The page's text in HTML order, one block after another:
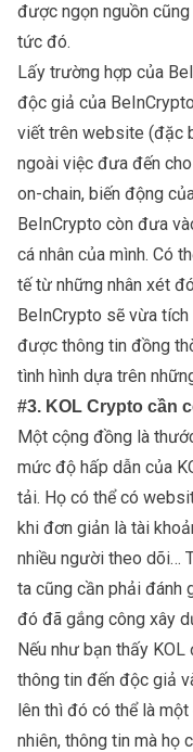
được ngọn nguồn
tức đó.
Lấy trường hợp của
độc giả của
viết trên website (đặc
ngoài việc đưa đến
on-chain, biến động
BeInCrypto còn đưa
cá nhân của mình. Có
tế từ những nhân xét
BeInCrypto sẽ vừa
được thông tin đồng
tình hình dựa trên
#3. KOL Crypto cần
Một cộng đồng là
mức độ hấp dẫn của
tải. Họ có thể có
khi đơn giản là tài
nhiều người theo dõi…
ta cũng cần phải đánh
đó đã gắng công xây
Nếu như bạn thấy
thông tin đến độc giả
lên thì đó có thể là
nhiên, thông tin mà họ